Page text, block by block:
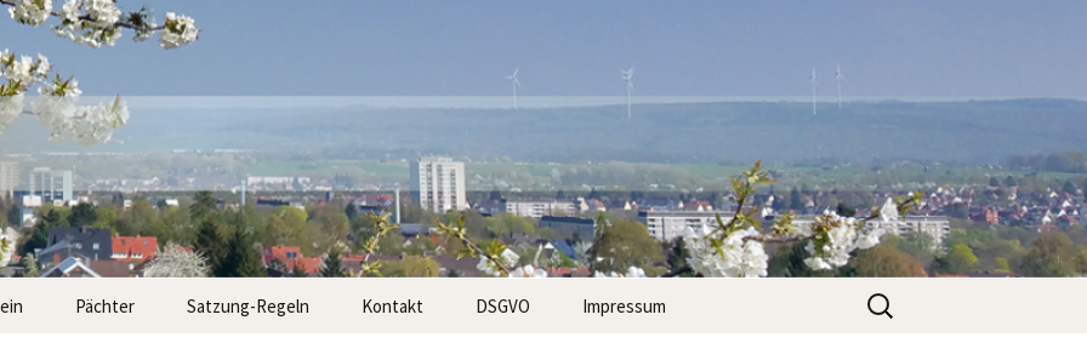
e.V.
Kassel
Pächter Satzung-Regeln Kontakt DSGVO Impressum
Suchen
nach: